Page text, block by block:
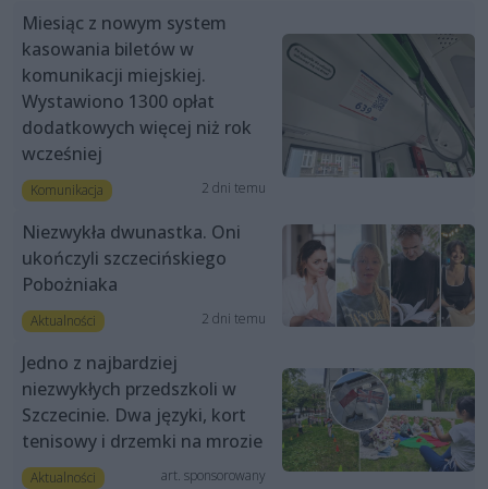
Miesiąc z nowym system
kasowania biletów w
komunikacji miejskiej.
Wystawiono 1300 opłat
dodatkowych więcej niż rok
wcześniej
Komunikacja 2 dni temu
Niezwykła dwunastka. Oni
ukończyli szczecińskiego
Pobożniaka
Aktualności 2 dni temu
Jedno z najbardziej
niezwykłych przedszkoli w
Szczecinie. Dwa języki, kort
tenisowy i drzemki na mrozie
Aktualności art. sponsorowany